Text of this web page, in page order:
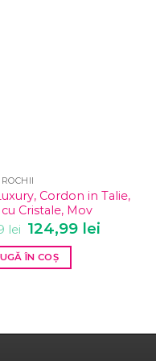
ROCHII
Cordon in Talie,
Cristale, Mov
lei Prețul
inițial
a
fost:
219,99 lei.
124,99 lei
ÎN COȘ